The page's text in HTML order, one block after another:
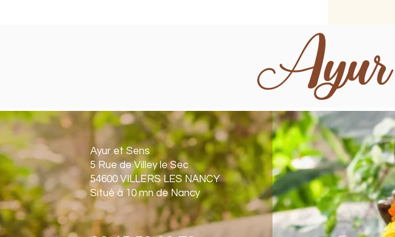
Ayur et Sens
5 Rue de Villey le Sec
54600 VILLERS LES NANCY
Situé à 10 mn de Nancy